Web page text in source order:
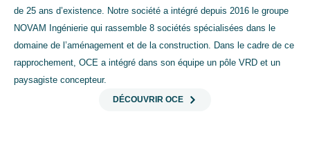
de 25 ans d’existence. Notre société a intégré depuis 2016 le groupe
NOVAM Ingénierie qui rassemble 8 sociétés spécialisées dans le
domaine de l’aménagement et de la construction. Dans le cadre de ce
rapprochement, OCE a intégré dans son équipe un pôle VRD et un
paysagiste concepteur.
DÉCOUVRIR OCE